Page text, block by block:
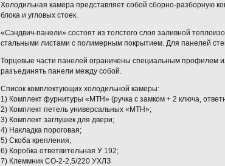
Холодильная камера представляет собой сборно-разборную
блока и угловых стоек.
«Сэндвич-панели» состоят из толстого слоя заливной
стальными листами с полимерным покрытием. Для панелей
Торцевые части панелей ограничены специальным профилем
разъединять панели между собой.
Список комплектующих холодильной камеры:
1) Комплект фурнитуры «MTH» (ручка с замком + 2 ключа,
2) Комплект петель универсальных «МТН»;
3) Комплект заглушек для двери;
4) Накладка пороговая;
5) Скоба крепления;
6) Коробка ответвительная У 192;
7) Клеммник СО-2-2,5/220 УХЛЗ